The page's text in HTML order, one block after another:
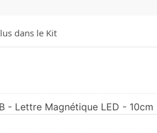
dans le Kit
- Lettre Magnétique LED - 10cm